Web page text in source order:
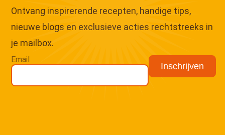
Ontvang inspirerende recepten, handige tips,
nieuwe blogs en exclusieve acties rechtstreeks in
je mailbox.
Email